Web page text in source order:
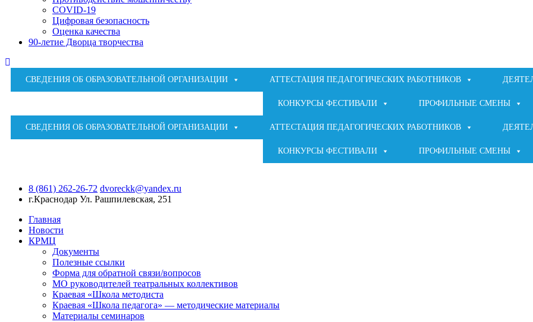
COVID-19
Цифровая безопасность
Оценка качества
90-летие Дворца творчества
СВЕДЕНИЯ ОБ ОБРАЗОВАТЕЛЬНОЙ ОРГАНИЗАЦИИ АТТЕСТАЦИЯ ПЕДАГОГИЧЕСКИХ РАБОТНИКОВ
КОНКУРСЫ ФЕСТИВАЛИ ПРОФИЛЬНЫЕ СМЕНЫ
СВЕДЕНИЯ ОБ ОБРАЗОВАТЕЛЬНОЙ ОРГАНИЗАЦИИ АТТЕСТАЦИЯ ПЕДАГОГИЧЕСКИХ РАБОТНИКОВ
КОНКУРСЫ ФЕСТИВАЛИ ПРОФИЛЬНЫЕ СМЕНЫ
8 (861) 262-26-72 dvoreckk@yandex.ru
г.Краснодар Ул. Рашпилевская, 251
Главная
Новости
КРМЦ
Документы
Полезные ссылки
Форма для обратной связи/вопросов
МО руководителей театральных коллективов
Краевая «Школа методиста
Краевая «Школа педагога» — методические материалы
Материалы семинаров